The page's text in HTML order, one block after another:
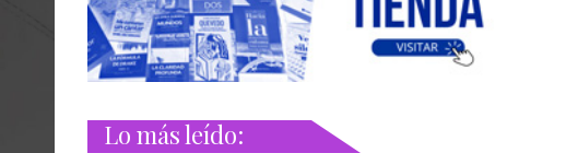
Lo más leído: